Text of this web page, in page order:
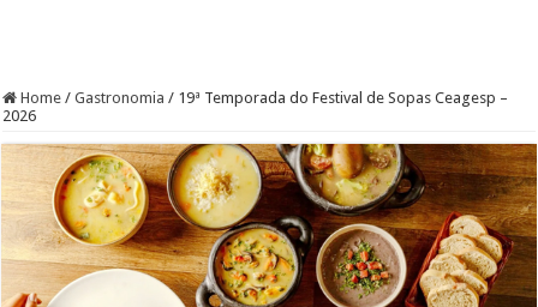
Home / Gastronomia / 19ª Temporada do Festival de Sopas Ceagesp –
2026